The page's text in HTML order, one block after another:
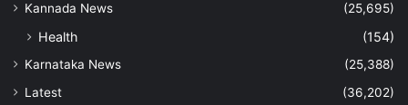
Kannada News
(25,695)
Health (154)
Karnataka News
(25,388)
Latest
(36,202)